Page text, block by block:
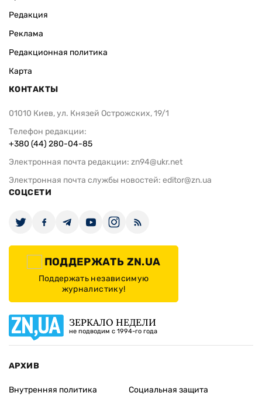
Редакция
Реклама
Редакционная политика
Карта
КОНТАКТЫ
01010 Киев, ул. Князей Острожских, 19/1
Телефон редакции:
+380 (44) 280-04-85
Электронная почта редакции: zn94@ukr.net
Электронная почта службы новостей: editor@zn.ua
СОЦСЕТИ
ПОДДЕРЖАТЬ ZN.UA
Поддержать независимую
журналистику!
ЗЕРКАЛО НЕДЕЛИ
не подводим с 1994-го года
АРХИВ
Внутренняя политика
Социальная защита